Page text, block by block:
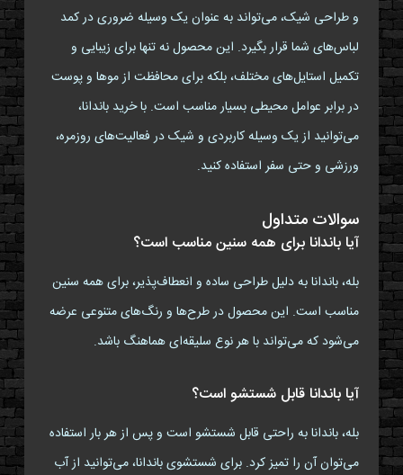
و طراحی شیک، می‌تواند به عنوان یک وسیله ضروری در کمد
لباس‌های شما قرار بگیرد. این محصول نه تنها برای زیبایی و
تکمیل استایل‌های مختلف، بلکه برای محافظت از موها و پوست
در برابر عوامل محیطی بسیار مناسب است. با خرید باندانا،
می‌توانید از یک وسیله کاربردی و شیک در فعالیت‌های روزمره،
ورزشی و حتی سفر استفاده کنید.
سوالات متداول
آیا باندانا برای همه سنین مناسب است؟
بله، باندانا به دلیل طراحی ساده و انعطاف‌پذیر، برای همه سنین
مناسب است. این محصول در طرح‌ها و رنگ‌های متنوعی عرضه
می‌شود که می‌تواند با هر نوع سلیقه‌ای هماهنگ باشد.
آیا باندانا قابل شستشو است؟
بله، باندانا به راحتی قابل شستشو است و پس از هر بار استفاده
می‌توان آن را تمیز کرد. برای شستشوی باندانا، می‌توانید از آب